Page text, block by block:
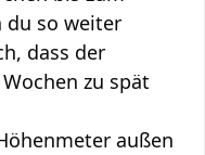
du so weiter
dass der
zu spät
außen